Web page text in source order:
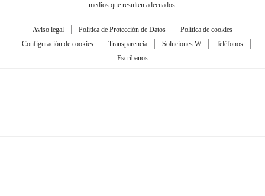
medios que resulten adecuados.
Aviso legal Política de Protección de Datos
Política de cookies
Configuración de cookies
Transparencia Soluciones W
Teléfonos
Escríbanos